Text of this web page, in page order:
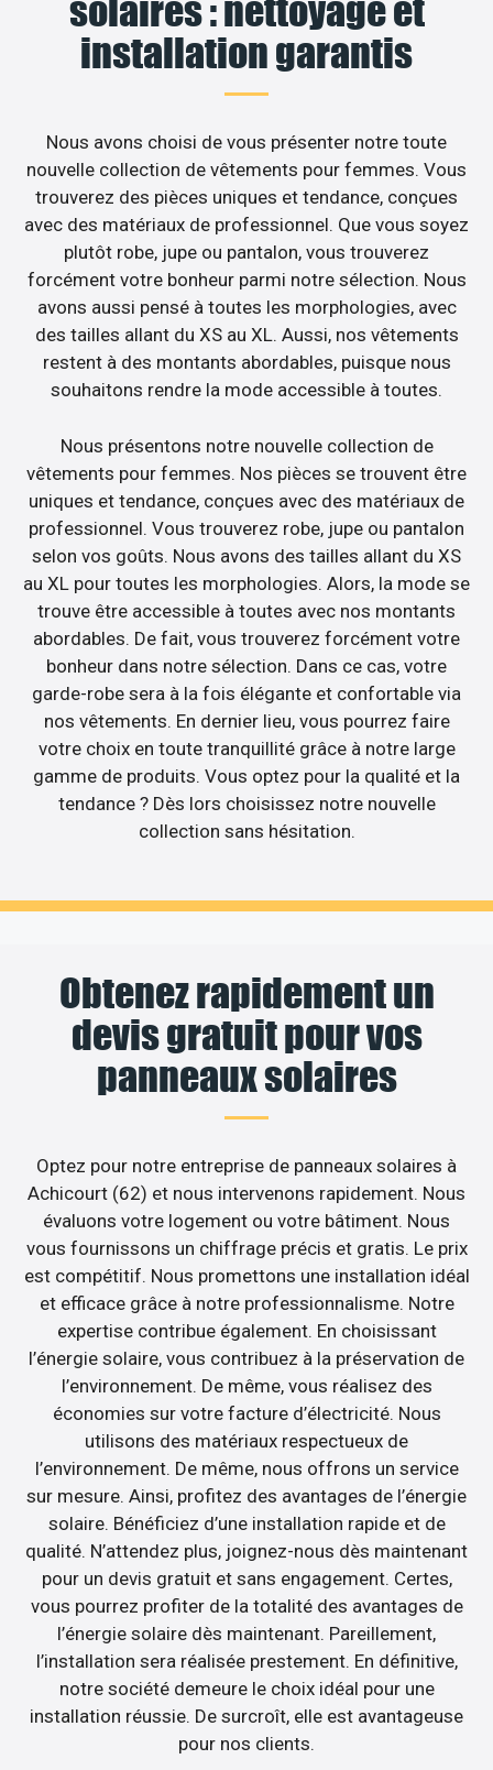
solaires : nettoyage et
installation garantis
Nous avons choisi de vous présenter notre toute
nouvelle collection de vêtements pour femmes. Vous
trouverez des pièces uniques et tendance, conçues
avec des matériaux de professionnel. Que vous soyez
plutôt robe, jupe ou pantalon, vous trouverez
forcément votre bonheur parmi notre sélection. Nous
avons aussi pensé à toutes les morphologies, avec
des tailles allant du XS au XL. Aussi, nos vêtements
restent à des montants abordables, puisque nous
souhaitons rendre la mode accessible à toutes.
Nous présentons notre nouvelle collection de
vêtements pour femmes. Nos pièces se trouvent être
uniques et tendance, conçues avec des matériaux de
professionnel. Vous trouverez robe, jupe ou pantalon
selon vos goûts. Nous avons des tailles allant du XS
au XL pour toutes les morphologies. Alors, la mode se
trouve être accessible à toutes avec nos montants
abordables. De fait, vous trouverez forcément votre
bonheur dans notre sélection. Dans ce cas, votre
garde-robe sera à la fois élégante et confortable via
nos vêtements. En dernier lieu, vous pourrez faire
votre choix en toute tranquillité grâce à notre large
gamme de produits. Vous optez pour la qualité et la
tendance ? Dès lors choisissez notre nouvelle
collection sans hésitation.
Obtenez rapidement un
devis gratuit pour vos
panneaux solaires
Optez pour notre entreprise de panneaux solaires à
Achicourt (62) et nous intervenons rapidement. Nous
évaluons votre logement ou votre bâtiment. Nous
vous fournissons un chiffrage précis et gratis. Le prix
est compétitif. Nous promettons une installation idéal
et efficace grâce à notre professionnalisme. Notre
expertise contribue également. En choisissant
l’énergie solaire, vous contribuez à la préservation de
l’environnement. De même, vous réalisez des
économies sur votre facture d’électricité. Nous
utilisons des matériaux respectueux de
l’environnement. De même, nous offrons un service
sur mesure. Ainsi, profitez des avantages de l’énergie
solaire. Bénéficiez d’une installation rapide et de
qualité. N’attendez plus, joignez-nous dès maintenant
pour un devis gratuit et sans engagement. Certes,
vous pourrez profiter de la totalité des avantages de
l’énergie solaire dès maintenant. Pareillement,
l’installation sera réalisée prestement. En définitive,
notre société demeure le choix idéal pour une
installation réussie. De surcroît, elle est avantageuse
pour nos clients.